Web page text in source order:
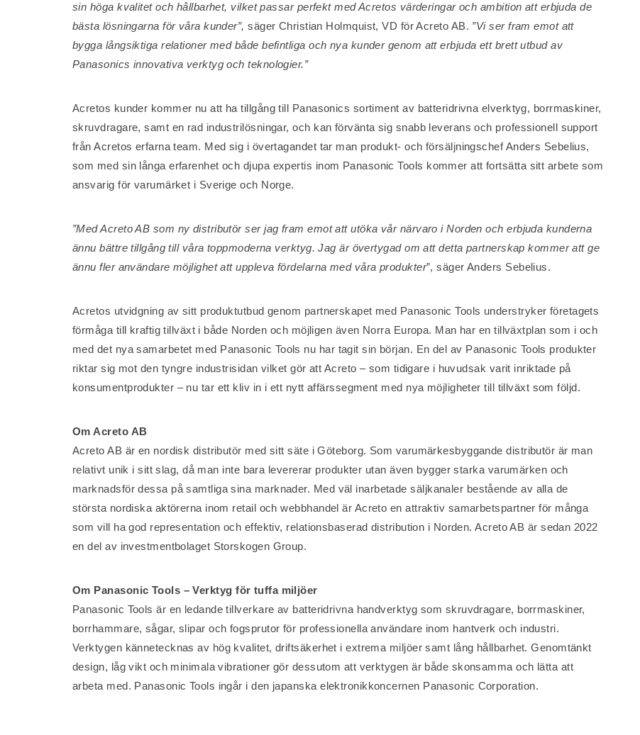
sin höga kvalitet och hållbarhet, vilket passar perfekt med Acretos värderingar och ambition att erbjuda de
bästa lösningarna för våra kunder”, säger Christian Holmquist, VD för Acreto AB. ”Vi ser fram emot att
bygga långsiktiga relationer med både befintliga och nya kunder genom att erbjuda ett brett utbud av
Panasonics innovativa verktyg och teknologier.”
Acretos kunder kommer nu att ha tillgång till Panasonics sortiment av batteridrivna elverktyg, borrmaskiner,
skruvdragare, samt en rad industrilösningar, och kan förvänta sig snabb leverans och professionell support
från Acretos erfarna team. Med sig i övertagandet tar man produkt- och försäljningschef Anders Sebelius,
som med sin långa erfarenhet och djupa expertis inom Panasonic Tools kommer att fortsätta sitt arbete som
ansvarig för varumärket i Sverige och Norge.
”Med Acreto AB som ny distributör ser jag fram emot att utöka vår närvaro i Norden och erbjuda kunderna
ännu bättre tillgång till våra toppmoderna verktyg. Jag är övertygad om att detta partnerskap kommer att ge
ännu fler användare möjlighet att uppleva fördelarna med våra produkter”, säger Anders Sebelius.
Acretos utvidgning av sitt produktutbud genom partnerskapet med Panasonic Tools understryker företagets
förmåga till kraftig tillväxt i både Norden och möjligen även Norra Europa. Man har en tillväxtplan som i och
med det nya samarbetet med Panasonic Tools nu har tagit sin början. En del av Panasonic Tools produkter
riktar sig mot den tyngre industrisidan vilket gör att Acreto – som tidigare i huvudsak varit inriktade på
konsumentprodukter – nu tar ett kliv in i ett nytt affärssegment med nya möjligheter till tillväxt som följd.
Om Acreto AB
Acreto AB är en nordisk distributör med sitt säte i Göteborg. Som varumärkesbyggande distributör är man
relativt unik i sitt slag, då man inte bara levererar produkter utan även bygger starka varumärken och
marknadsför dessa på samtliga sina marknader. Med väl inarbetade säljkanaler bestående av alla de
största nordiska aktörerna inom retail och webbhandel är Acreto en attraktiv samarbetspartner för många
som vill ha god representation och effektiv, relationsbaserad distribution i Norden. Acreto AB är sedan 2022
en del av investmentbolaget Storskogen Group.
Om Panasonic Tools – Verktyg för tuffa miljöer
Panasonic Tools är en ledande tillverkare av batteridrivna handverktyg som skruvdragare, borrmaskiner,
borrhammare, sågar, slipar och fogsprutor för professionella användare inom hantverk och industri.
Verktygen kännetecknas av hög kvalitet, driftsäkerhet i extrema miljöer samt lång hållbarhet. Genomtänkt
design, låg vikt och minimala vibrationer gör dessutom att verktygen är både skonsamma och lätta att
arbeta med. Panasonic Tools ingår i den japanska elektronikkoncernen Panasonic Corporation.